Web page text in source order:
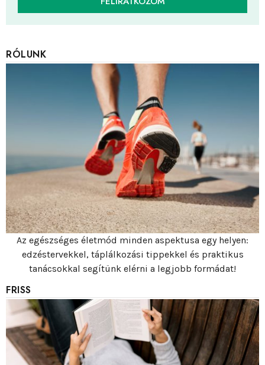
RÓLUNK
Az egészséges életmód minden aspektusa egy helyen:
edzéstervekkel, táplálkozási tippekkel és praktikus
tanácsokkal segítünk elérni a legjobb formádat!
FRISS